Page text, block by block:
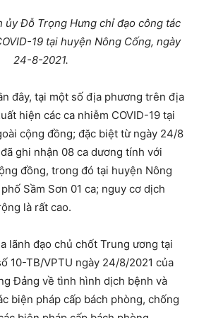
Đỗ Trọng Hưng chỉ đạo công tác
19 tại huyện Nông Cống, ngày
24-8-2021.
đây, tại một số địa phương trên địa
hiện các ca nhiễm COVID-19 tại
cộng đồng; đặc biệt từ ngày 24/8
ghi nhận 08 ca dương tính với
đồng, trong đó tại huyện Nông
Sầm Sơn 01 ca; nguy cơ dịch
là rất cao.
lãnh đạo chủ chốt Trung ương tại
10-TB/VPTU ngày 24/8/2021 của
Đảng về tình hình dịch bệnh và
biện pháp cấp bách phòng, chống